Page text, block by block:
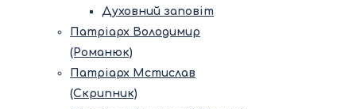
Духовний заповіт
Патріарх Володимир
(Романюк)
Патріарх Мстислав
(Скрипник)